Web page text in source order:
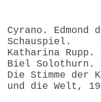
Cyrano. Edmond
Schauspiel.
Katharina Rupp.
Biel Solothurn.
Die Stimme
und die Welt,